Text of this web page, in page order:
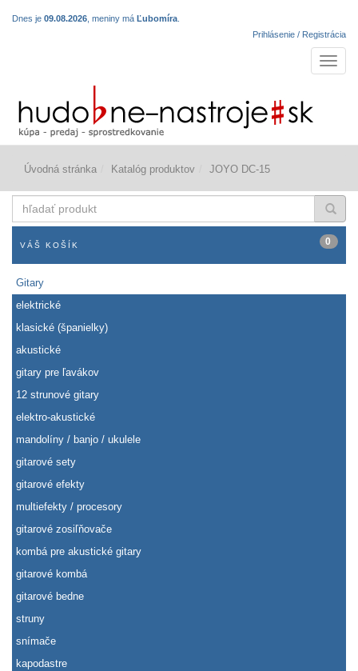
Dnes je 09.08.2026 , meniny má Ľubomíra
Prihlásenie / Registrácia
Úvodná stránka Katalóg produktov JOYO DC-15
produkt
VÁŠ KOŠÍK 0
Gitary
elektrické
klasické (španielky)
akustické
gitary pre ľavákov
12 strunové gitary
elektro-akustické
mandolíny / banjo / ukulele
gitarové sety
gitarové efekty
multiefekty / procesory
gitarové zosiľňovače
kombá pre akustické gitary
gitarové kombá
gitarové bedne
struny
snímače
kapodastre